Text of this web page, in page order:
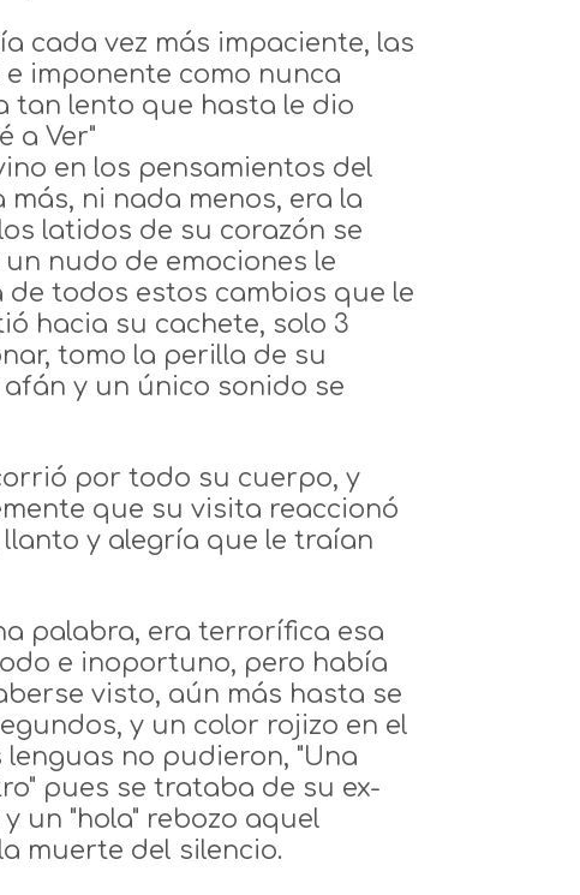
cada vez más impaciente, las
imponente como nunca
tan lento que hasta le dio
a Ver"
en los pensamientos del
ni nada menos, era la
latidos de su corazón se
nudo de emociones le
todos estos cambios que le
hacia su cachete, solo 3
tomo la perilla de su
y un único sonido se
por todo su cuerpo, y
que su visita reaccionó
y alegría que le traían
palabra, era terrorífica esa
e inoportuno, pero había
visto, aún más hasta se
y un color rojizo en el
no pudieron, "Una
pues se trataba de su ex-
un "hola" rebozo aquel
muerte del silencio.